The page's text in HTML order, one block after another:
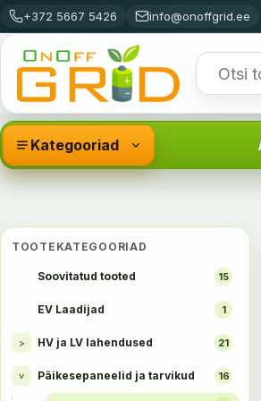
+372 5667 5426 info@onoffgrid.ee
Kategooriad
TOOTEKATEGOORIAD
Soovitatud tooted 15
EV Laadijad 1
> HV ja LV lahendused 21
> Päikesepaneelid ja tarvikud 16